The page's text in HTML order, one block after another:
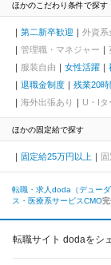
ほかのこだわり条件で探す
第二新卒歓迎 外資系
管理職・マネジャー
服装自由
女性活躍
退職金制度
残業20
海外出張あり
U・Iタ
ほかの固定給で探す
固定給25万円以上
転職・求人doda（デュー
ス・医療系サービスCMO
転職サイト dodaをシ